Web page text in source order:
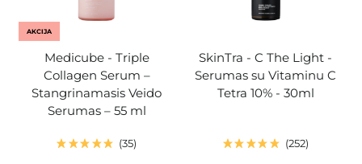
AKCIJA
Medicube - Triple
Collagen Serum –
Stangrinamasis Veido
Serumas – 55 ml
35
SkinTra - C The Light -
Serumas su Vitaminu C
Tetra 10% - 30ml
252